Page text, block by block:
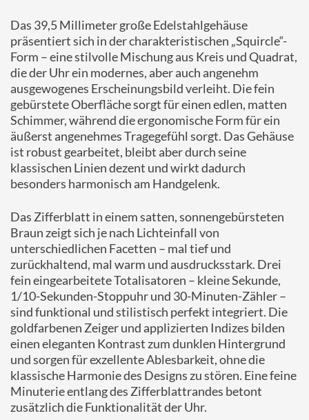
Das 39,5 Millimeter große Edelstahlgehäuse
präsentiert sich in der charakteristischen „Squircle“-
Form – eine stilvolle Mischung aus Kreis und Quadrat,
die der Uhr ein modernes, aber auch angenehm
ausgewogenes Erscheinungsbild verleiht. Die fein
gebürstete Oberfläche sorgt für einen edlen, matten
Schimmer, während die ergonomische Form für ein
äußerst angenehmes Tragegefühl sorgt. Das Gehäuse
ist robust gearbeitet, bleibt aber durch seine
klassischen Linien dezent und wirkt dadurch
besonders harmonisch am Handgelenk.
Das Zifferblatt in einem satten, sonnengebürsteten
Braun zeigt sich je nach Lichteinfall von
unterschiedlichen Facetten – mal tief und
zurückhaltend, mal warm und ausdrucksstark. Drei
fein eingearbeitete Totalisatoren – kleine Sekunde,
1/10-Sekunden-Stoppuhr und 30-Minuten-Zähler –
sind funktional und stilistisch perfekt integriert. Die
goldfarbenen Zeiger und applizierten Indizes bilden
einen eleganten Kontrast zum dunklen Hintergrund
und sorgen für exzellente Ablesbarkeit, ohne die
klassische Harmonie des Designs zu stören. Eine feine
Minuterie entlang des Zifferblattrandes betont
zusätzlich die Funktionalität der Uhr.